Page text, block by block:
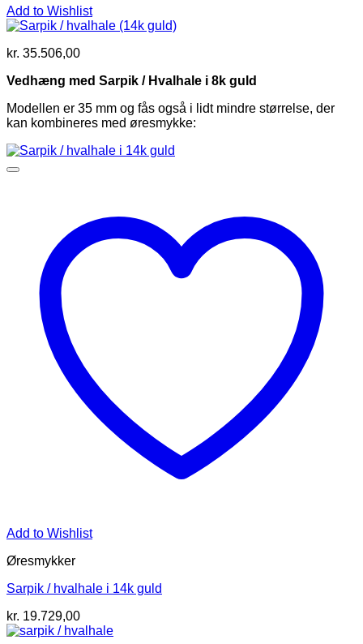
Add to Wishlist
kr. 35.506,00
Vedhæng med Sarpik / Hvalhale i 8k guld
Modellen er 35 mm og fås også i lidt mindre størrelse, der
kan kombineres med øresmykke:
Add to Wishlist
Øresmykker
Sarpik / hvalhale i 14k guld
kr. 19.729,00